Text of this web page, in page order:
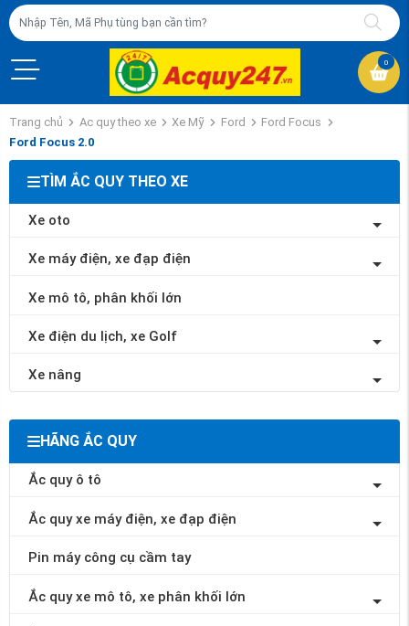
0
Trang chủ Ac quy theo xe Xe Mỹ Ford
Ford Focus
Ford Focus 2.0
TÌM ẮC QUY THEO XE
Xe oto
Xe máy điện, xe đạp điện
Xe mô tô, phân khối lớn
Xe điện du lịch, xe Golf
Xe nâng
HÃNG ẮC QUY
Ắc quy ô tô
Ắc quy xe máy điện, xe đạp điện
Pin máy công cụ cầm tay
Ắc quy xe mô tô, xe phân khối lớn